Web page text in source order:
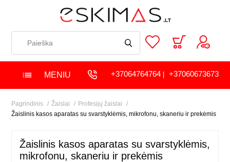
MENIU +37064764764| +37060673673
Pagrindinis Žaislai
Profesijų žaislai
Žaislinis kasos aparatas su svarstyklėmis, mikrofonu, skaneriu ir prekėmis
Žaislinis kasos aparatas su svarstyklėmis,
mikrofonu, skaneriu ir prekėmis